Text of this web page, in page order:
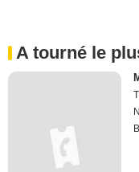
A tourné le